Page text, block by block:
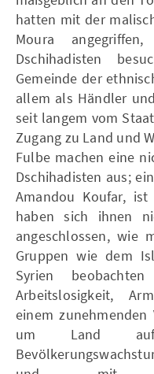
hatten mit der
Moura
Dschihadisten
Gemeinde der
allem als Händler
seit langem vom
Zugang zu Land und
Fulbe machen eine
Dschihadisten aus;
Amandou Koufar,
haben sich ihnen
angeschlossen, wie
Gruppen wie dem
Syrien
Arbeitslosigkeit,
einem
um Land